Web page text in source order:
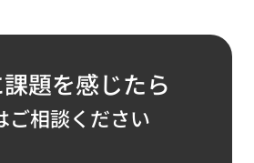
題を感じたら
ご相談ください